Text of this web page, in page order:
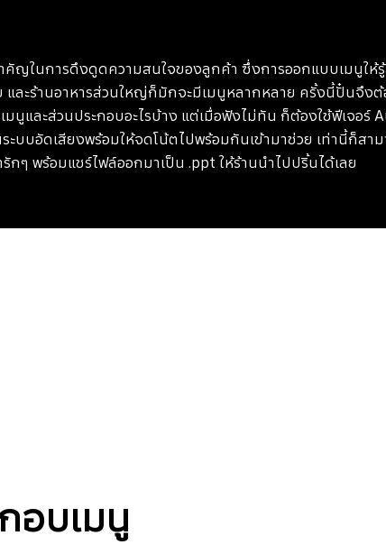
คัญในการดึงดูดความสนใจของลูกค้า ซึ่งการออกแบบเมนูให้
ละร้านอาหารส่วนใหญ่ก็มักจะมีเมนูหลากหลาย ครั้งนี้ปั๋นจึง
มนูและส่วนประกอบอะไรบ้าง แต่เมื่อฟังไม่ทัน ก็ต้องใช้ฟีเจอร์
ะบบอัดเสียงพร้อมให้จดโน้ตไปพร้อมกันเข้ามาช่วย เท่านี้ก็สาม
กๆ พร้อมแชร์ไฟล์ออกมาเป็น .ppt ให้ร้านนำไปปริ้นได้เลย
อบเมนู